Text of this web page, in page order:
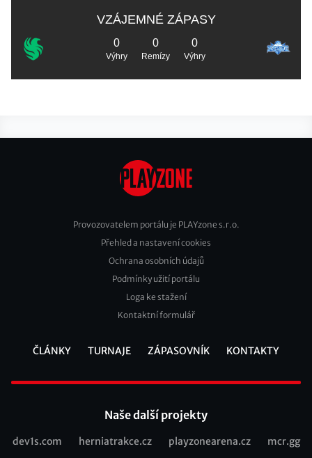
VZÁJEMNÉ ZÁPASY
0
Výhry
0
Remízy
0
Výhry
Footer
Provozovatelem portálu je PLAYzone s.r.o.
Přehled a nastavení cookies
Ochrana osobních údajů
Podmínky užití portálu
Loga ke stažení
Kontaktní formulář
ČLÁNKY TURNAJE ZÁPASOVNÍK KONTAKTY
Naše další projekty
dev1s.com herniatrakce.cz playzonearena.cz mcr.gg